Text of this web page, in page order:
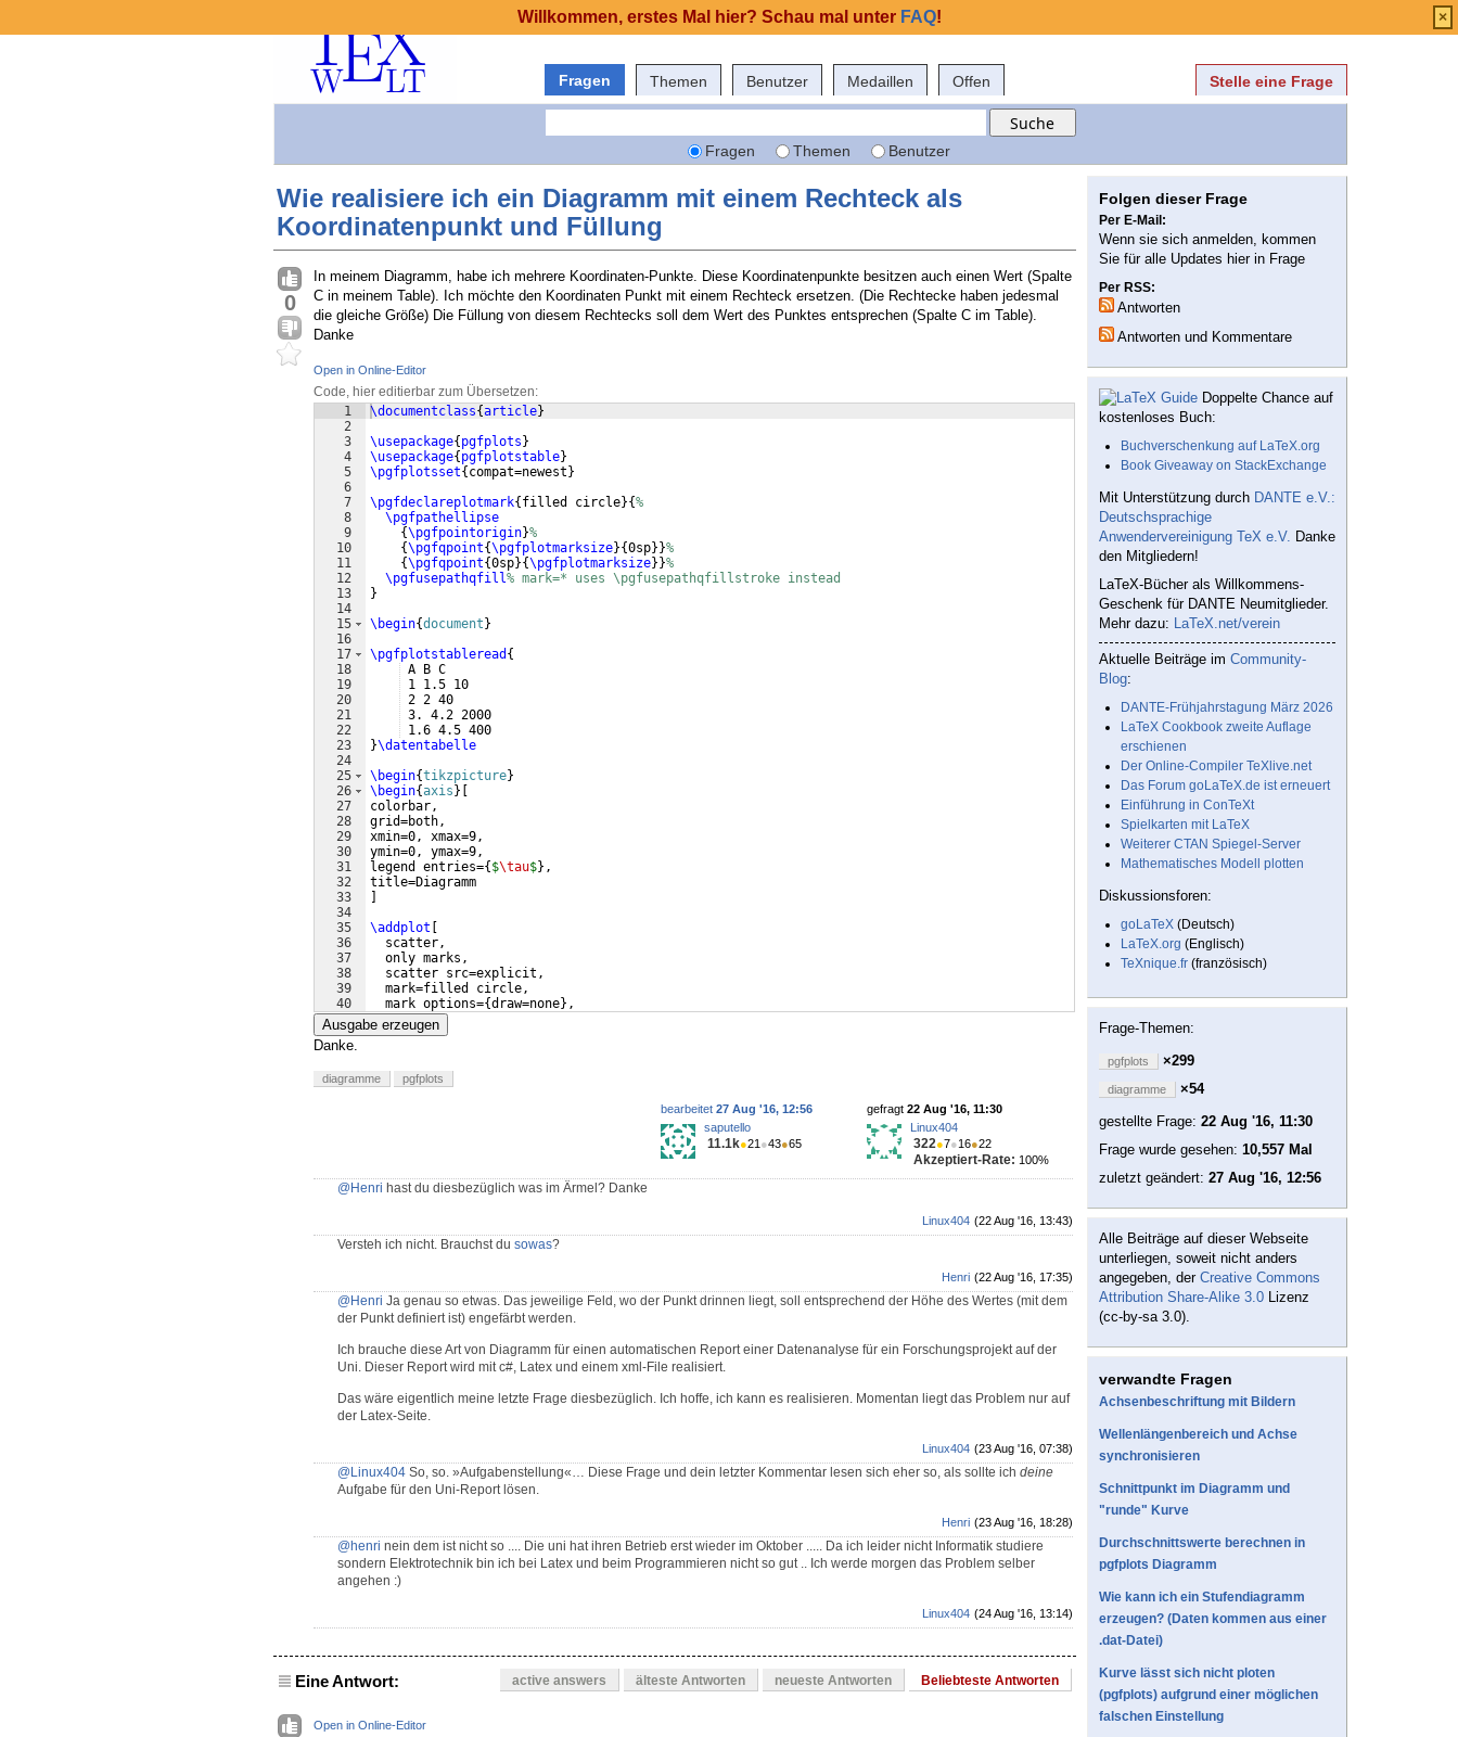
Fragen Themen Benutzer Medaillen Offen Stelle eine Frage
Fragen Themen Benutzer
Wie realisiere ich ein Diagramm mit einem Rechteck als
Koordinatenpunkt und Füllung
0
In meinem Diagramm, habe ich mehrere Koordinaten-Punkte. Diese Koordinatenpunkte besitzen auch einen Wert (Spalte
C in meinem Table). Ich möchte den Koordinaten Punkt mit einem Rechteck ersetzen. (Die Rechtecke haben jedesmal
die gleiche Größe) Die Füllung von diesem Rechtecks soll dem Wert des Punktes entsprechen (Spalte C im Table).
Danke
Open in Online-Editor
Code, hier editierbar zum Übersetzen:
1
2
3
4
5
6
7
8
9
10
11
12
13
14
15
16
17
18
19
20
21
22
23
24
25
26
27
28
29
30
31
32
33
34
35
36
37
38
39
40
41
\documentclass{article}
\usepackage{ pgfplots }
\usepackage{ pgfplotstable}
\pgfplotsset{ compat=newest }
\pgfdeclareplotmark{ filled circle}{%
\pgfpathellipse
{\pgfpointorigin}%
{\pgfqpoint{\pgfplotmarksize}{0sp}}%
{\pgfqpoint{0sp}{\pgfplotmarksize}}%
\pgfusepathqfill% mark=* uses \pgfusepathqfillstroke instead
}
\begin{document }
\pgfplotstableread {
A B C
1 1.5 10
2 2 40
3. 4.2 2000
1.6 4.5 400
}\datentabelle
\begin{tikzpicture}
\begin{axis }
colorbar,
grid=both,
xmin=0, xmax=9,
ymin=0, ymax=9,
legend entries={ $\tau$} ,
title=Diagramm
\addplot
  scatter,
  only marks,
  scatter src=explicit,
  mark=filled circle,
  mark options=
{draw=none} ,
  scatter/@pre marker code/.append style=
Ausgabe erzeugen
Danke.
diagramme pgfplots
gefragt 22 Aug '16, 11:30
Linux404
322●7●16●22
Akzeptiert-Rate: 100%
bearbeitet 27 Aug '16, 12:56
saputello
11.1k●21 ●43●65
@Henri hast du diesbezüglich was im Ärmel? Danke
(22 Aug '16, 13:43)
Linux404
Versteh ich nicht. Brauchst du sowas?
(22 Aug '16, 17:35)
Henri
@Henri Ja genau so etwas. Das jeweilige Feld, wo der Punkt drinnen liegt, soll entsprechend der Höhe des Wertes (mit dem
der Punkt definiert ist) engefärbt werden.
Ich brauche diese Art von Diagramm für einen automatischen Report einer Datenanalyse für ein Forschungsprojekt auf der
Uni. Dieser Report wird mit c#, Latex und einem xml-File realisiert.
Das wäre eigentlich meine letzte Frage diesbezüglich. Ich hoffe, ich kann es realisieren. Momentan liegt das Problem nur auf
der Latex-Seite.
(23 Aug '16, 07:38)
Linux404
@Linux404 So, so. »Aufgabenstellung«… Diese Frage und dein letzter Kommentar lesen sich eher so, als sollte ich deine
Aufgabe für den Uni-Report lösen.
(23 Aug '16, 18:28)
Henri
@henri nein dem ist nicht so .... Die uni hat ihren Betrieb erst wieder im Oktober ..... Da ich leider nicht Informatik studiere
sondern Elektrotechnik bin ich bei Latex und beim Programmieren nicht so gut .. Ich werde morgen das Problem selber
angehen :)
(24 Aug '16, 13:14)
Linux404
Eine Antwort: active answers älteste Antworten neueste Antworten Beliebteste Antworten
Open in Online-Editor
Folgen dieser Frage
Per E-Mail:
Wenn sie sich anmelden, kommen
Sie für alle Updates hier in Frage
Per RSS:
Antworten
Antworten und Kommentare
Doppelte Chance auf
kostenloses Buch:
Buchverschenkung auf LaTeX.org
Book Giveaway on StackExchange
Mit Unterstützung durch DANTE e.V.:
Deutschsprachige
Anwendervereinigung TeX e.V. Danke
den Mitgliedern!
LaTeX-Bücher als Willkommens-
Geschenk für DANTE Neumitglieder.
Mehr dazu: LaTeX.net/verein
Aktuelle Beiträge im Community-
Blog:
DANTE-Frühjahrstagung März 2026
LaTeX Cookbook zweite Auflage
erschienen
Der Online-Compiler TeXlive.net
Das Forum goLaTeX.de ist erneuert
Einführung in ConTeXt
Spielkarten mit LaTeX
Weiterer CTAN Spiegel-Server
Mathematisches Modell plotten
Diskussionsforen:
goLaTeX (Deutsch)
LaTeX.org (Englisch)
TeXnique.fr (französisch)
Frage-Themen:
pgfplots ×299
diagramme
×54
gestellte Frage: 22 Aug '16, 11:30
Frage wurde gesehen: 10,557 Mal
zuletzt geändert: 27 Aug '16, 12:56
Alle Beiträge auf dieser Webseite
unterliegen, soweit nicht anders
angegeben, der Creative Commons
Attribution Share-Alike 3.0 Lizenz
(cc-by-sa 3.0).
verwandte Fragen
Achsenbeschriftung mit Bildern
Wellenlängenbereich und Achse
synchronisieren
Schnittpunkt im Diagramm und
"runde" Kurve
Durchschnittswerte berechnen in
pgfplots Diagramm
Wie kann ich ein Stufendiagramm
erzeugen? (Daten kommen aus einer
.dat-Datei)
Kurve lässt sich nicht ploten
(pgfplots) aufgrund einer möglichen
falschen Einstellung
Willkommen, erstes Mal hier? Schau mal unter FAQ! ×